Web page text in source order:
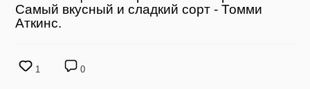
Самый вкусный и сладкий сорт - Томми
Аткинс.
1 0